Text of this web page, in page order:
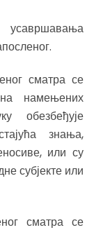
усавршавања
сматра се
намењених
обезбеђује
знања,
или су
субјекте или
сматра се